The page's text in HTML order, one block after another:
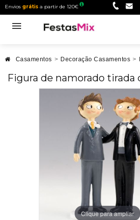
Envios grátis a partir de 120€
Casamentos > Decoração Casamentos >
Figura de namorado tirada
Clique para ampliar